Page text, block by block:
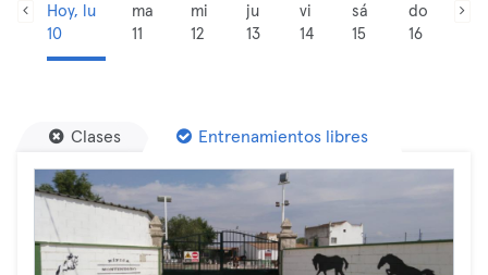
Hoy, lu
10
ma
11
mi
12
ju
13
vi
14
sá
15
do
16
Clases Entrenamientos libres